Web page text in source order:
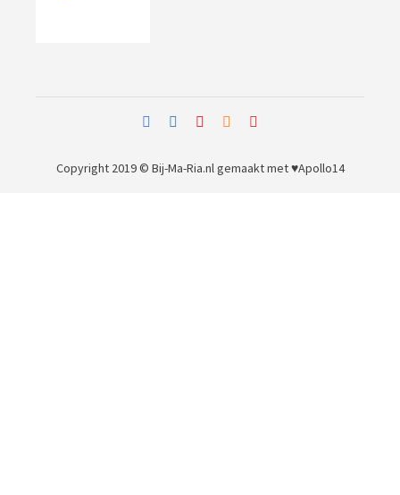
Copyright 2019 © Bij-Ma-Ria.nlgemaakt met ♥Apollo14